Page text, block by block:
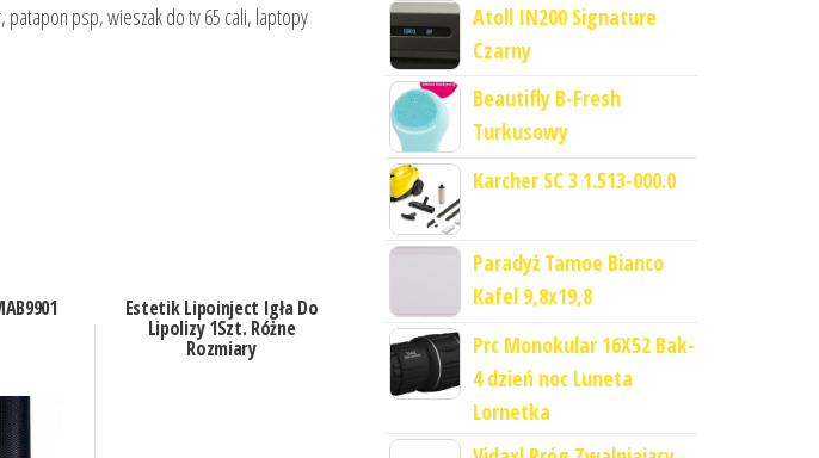
psp, wieszak do tv 65 cali, laptopy
Estetik Lipoinject Igła Do
Lipolizy 1Szt. Różne
Rozmiary
Atoll IN200 Signature
Czarny
Beautifly B-Fresh
Turkusowy
Karcher SC 3 1.513-000.0
Paradyż Tamoe Bianco
Kafel 9,8x19,8
Prc Monokular 16X52 Bak-
4 dzień noc Luneta
Lornetka